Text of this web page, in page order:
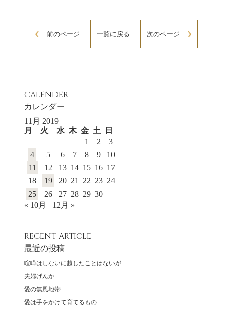
前のページ 一覧に戻る 次のページ
CALENDER
カレンダー
11月 2019
月
火 水 木 金 土
日
1
2
3
4
5 6 7 8 9
10
11
12 13 14 15 16 17
18
19 20 21 22 23 24
25
26 27 28 29 30
« 10月
12月 »
RECENT ARTICLE
最近の投稿
喧嘩はしないに越したことはないが
夫婦げんか
愛の無風地帯
愛は手をかけて育てるもの